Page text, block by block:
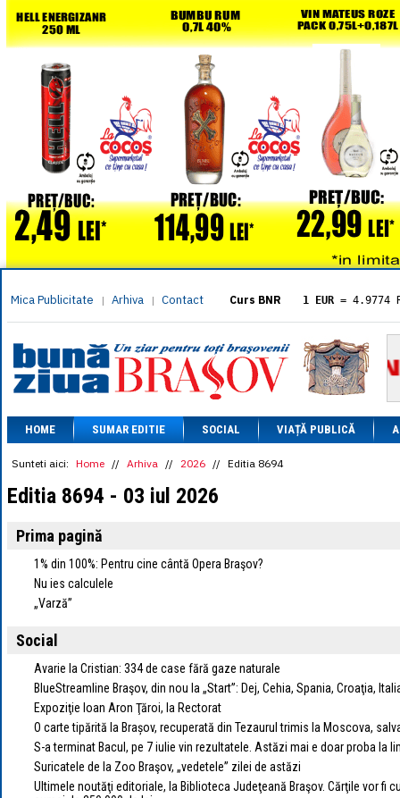
Mica Publicitate | Arhiva | Contact Curs BNR 1 EUR = 4.9774
= 5.8304
1 XAU= 464.4611
1 AED= 1.1933
1 AUD= 2.7957
1 BGN= 2.5449
1 CAD= 3.1559
1 CHF= 5.2813
1 RUB = 0.0530
1 UAH= 0.1048
1 XDR= 5.9383
HOME SUMAR EDITIE SOCIAL VIAȚĂ PUBLICĂ
Sunteti aici: Home // Arhiva // 2026 // Editia 8694
Editia 8694 - 03 iul 2026
Prima pagină
1% din 100%: Pentru cine cântă Opera Braşov?
Nu ies calculele
„Varză”
Social
Avarie la Cristian: 334 de case fără gaze naturale
BlueStreamline Braşov, din nou la „Start”: Dej, Cehia, Spania, Croaţia,
Expoziţie Ioan Aron Ţăroi, la Rectorat
O carte tipărită la Brașov, recuperată din Tezaurul trimis la Moscova,
S-a terminat Bacul, pe 7 iulie vin rezultatele. Astăzi mai e doar proba la
Suricatele de la Zoo Braşov, „vedetele” zilei de astăzi
Ultimele noutăţi editoriale, la Biblioteca Judeţeană Braşov. Cărţile vor fi